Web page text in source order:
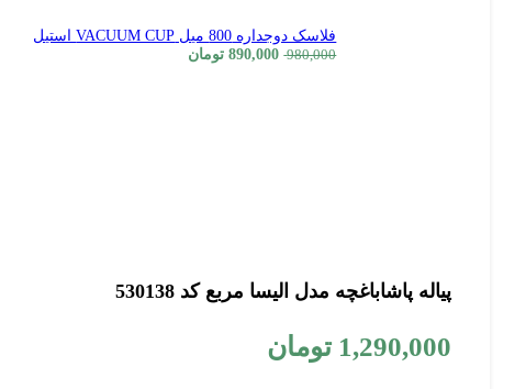
فلاسک دوجداره 800 میل VACUUM CUP استیل
980,000
890,000 تومان
پیاله پاشاباغچه مدل الیسا مربع کد 530138
1,290,000 تومان